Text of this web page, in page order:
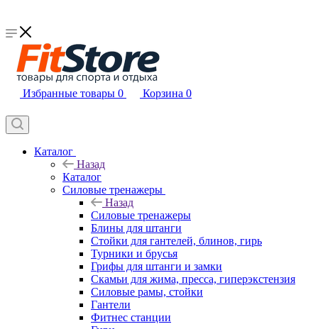
Избранные товары 0 Корзина 0
Каталог
Назад
Каталог
Силовые тренажеры
Назад
Силовые тренажеры
Блины для штанги
Стойки для гантелей, блинов, гирь
Турники и брусья
Грифы для штанги и замки
Скамьи для жима, пресса, гиперэкстензия
Силовые рамы, стойки
Гантели
Фитнес станции